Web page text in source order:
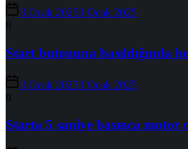
3 Ocak 20253 Ocak 2025
8
Start butonuna basıldığında
3 Ocak 20253 Ocak 2025
9
Starta 5 saniye basınca motor